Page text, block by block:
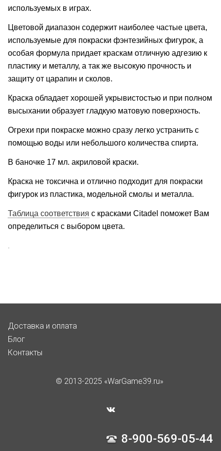
используемых в играх.
Цветовой диапазон содержит наиболее частые цвета,
используемые для покраски фэнтезийных фигурок, а
особая формула придает краскам отличную адгезию к
пластику и металлу, а так же высокую прочность и
защиту от царапин и сколов.
Краска обладает хорошей укрывистостью и при полном
высыхании образует гладкую матовую поверхность.
Огрехи при покраске можно сразу легко устранить с
помощью воды или небольшого количества спирта.
В баночке 17 мл. акриловой краски.
Краска не токсична и отлично подходит для покраски
фигурок из пластика, модельной смолы и металла.
Таблица соответствия с красками Citadel поможет Вам
определиться с выбором цвета.
.
Доставка и оплата
Блог
Контакты
© 2013-2025 «WarGame39.ru»
8-900-569-05-44